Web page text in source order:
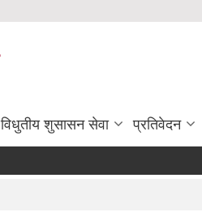
विधुतीय शुसासन सेवा प्रतिवेदन